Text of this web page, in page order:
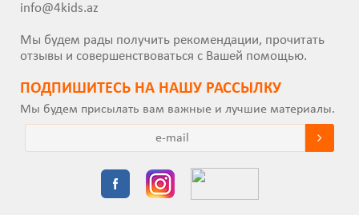
info@4kids.az
Мы будем рады получить рекомендации, прочитать
отзывы и совершенствоваться с Вашей помощью.
ПОДПИШИТEСЬ НА НАШУ РАССЫЛКУ
Мы будем присылать вам важные и лучшие материалы.